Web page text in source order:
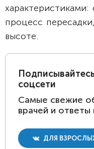
процесс
высоте.
соцсети
Самые свежие
врачей и
ДЛЯ